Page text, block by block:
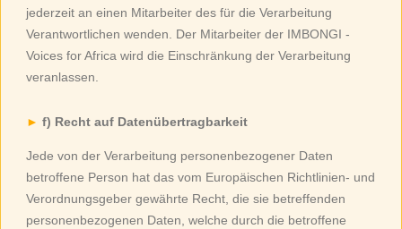
jederzeit an einen Mitarbeiter des für die Verarbeitung
Verantwortlichen wenden. Der Mitarbeiter der IMBONGI -
Voices for Africa wird die Einschränkung der Verarbeitung
veranlassen.
f) Recht auf Datenübertragbarkeit
Jede von der Verarbeitung personenbezogener Daten
betroffene Person hat das vom Europäischen Richtlinien- und
Verordnungsgeber gewährte Recht, die sie betreffenden
personenbezogenen Daten, welche durch die betroffene